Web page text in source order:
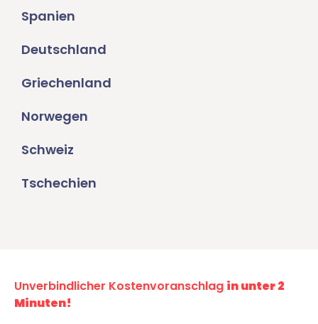
Spanien
Deutschland
Griechenland
Norwegen
Schweiz
Tschechien
Unverbindlicher Kostenvoranschlag in unter 2
Minuten!